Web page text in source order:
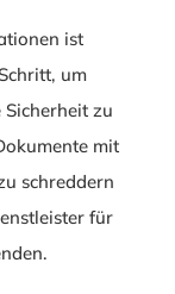
ist
um
zu
mit
schreddern
für